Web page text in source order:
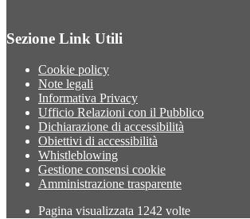
Sezione Link Utili
Cookie policy
Note legali
Informativa Privacy
Ufficio Relazioni con il Pubblico
Dichiarazione di accessibilità
Obiettivi di accessibilità
Whistleblowing
Gestione consensi cookie
Amministrazione trasparente
Pagina visualizzata 1242 volte